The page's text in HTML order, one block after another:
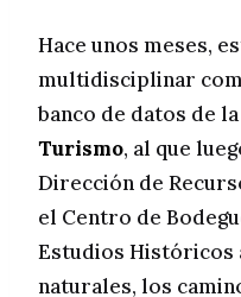
Hace unos meses,
multidisciplinar
banco de datos de la
Turismo, al que
Dirección de
el Centro de
Estudios Históricos
naturales, los